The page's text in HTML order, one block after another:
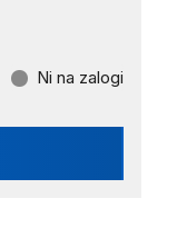
Ni na zalogi